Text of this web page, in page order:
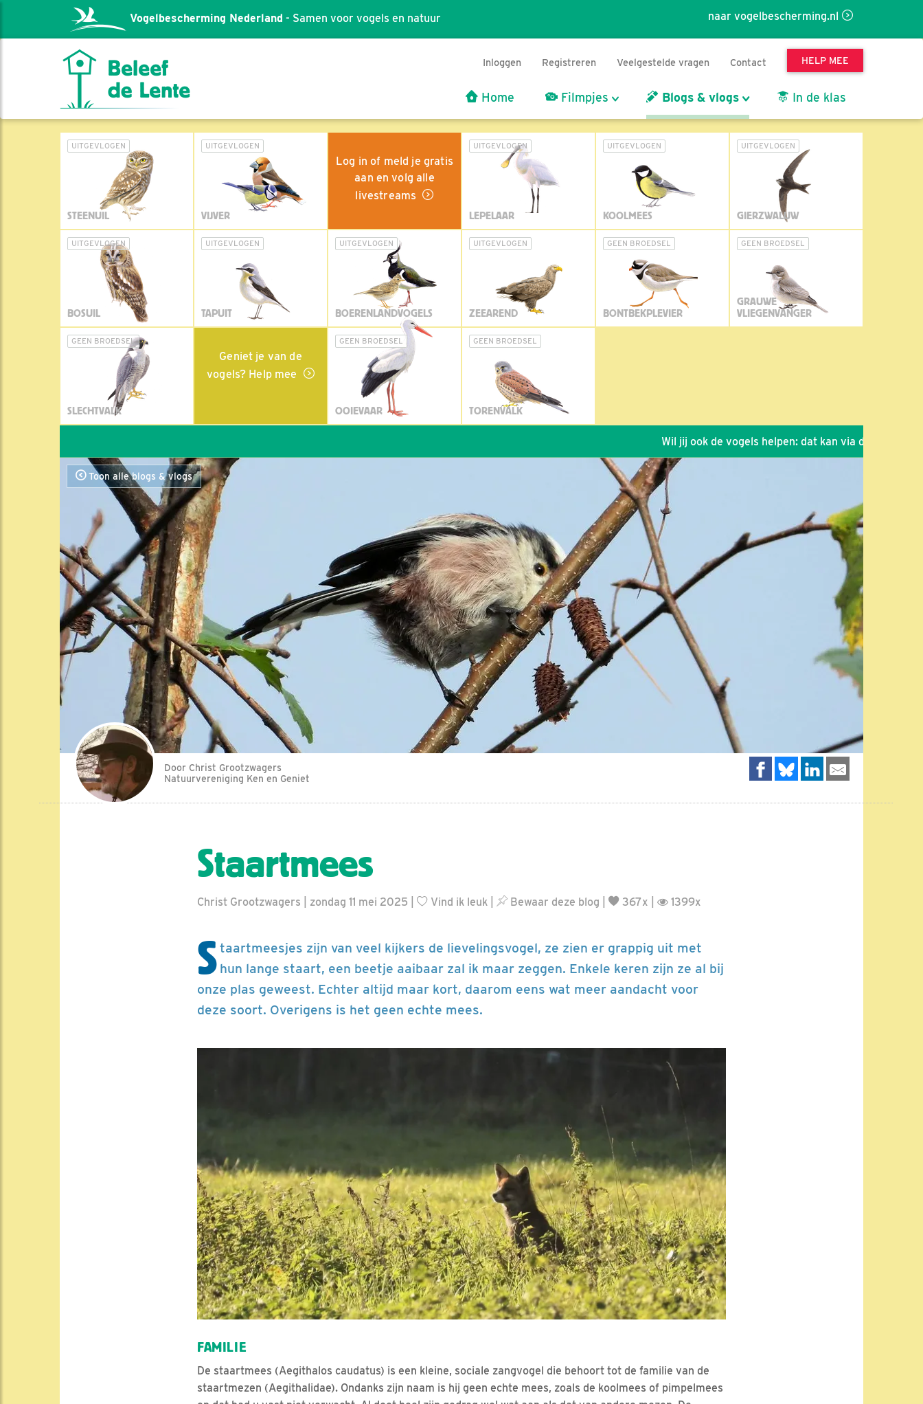
naar vogelbescherming.nl
Vogelbescherming Nederland - Samen voor vogels en natuur
Inloggen Registreren Veelgestelde vragen Contact HELP MEE
Home Filmpjes Blogs & vlogs In de klas
UITGEVLOGEN
STEENUIL
UITGEVLOGEN
VIJVER
Log in of meld je gratis
aan en volg alle
livestreams
UITGEVLOGEN
LEPELAAR
UITGEVLOGEN
KOOLMEES
UITGEVLOGEN
GIERZWALUW
UITGEVLOGEN
BOSUIL
UITGEVLOGEN
TAPUIT
UITGEVLOGEN
BOERENLANDVOGELS
UITGEVLOGEN
ZEEAREND
GEEN BROEDSEL
BONTBEKPLEVIER
GEEN BROEDSEL
GRAUWE
VLIEGENVANGER
GEEN BROEDSEL
SLECHTVALK
Geniet je van de
vogels? Help mee
GEEN BROEDSEL
OOIEVAAR
GEEN BROEDSEL
TORENVALK
Wil jij ook de vogels helpen: dat kan via de link! *
Toon alle blogs & vlogs
Door Christ Grootzwagers
Natuurvereniging Ken en Geniet
Staartmees
Christ Grootzwagers | zondag 11 mei 2025 | Vind ik leuk Bewaar deze blog 367x | 1399x
Staartmeesjes zijn van veel kijkers de lievelingsvogel, ze zien er grappig uit met
hun lange staart, een beetje aaibaar zal ik maar zeggen. Enkele keren zijn ze al bij
onze plas geweest. Echter altijd maar kort, daarom eens wat meer aandacht voor
deze soort. Overigens is het geen echte mees.
FAMILIE
De staartmees (Aegithalos caudatus) is een kleine, sociale zangvogel die behoort tot de familie van de
staartmezen (Aegithalidae). Ondanks zijn naam is hij geen echte mees, zoals de koolmees of pimpelmees